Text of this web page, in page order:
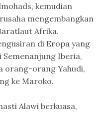
kemudian
mengembangkan
Afrika.
di Eropa yang
Semenanjung Iberia,
orang-orang Yahudi,
ke Maroko.
Alawi berkuasa,